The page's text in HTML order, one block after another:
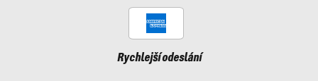
Rychlejší odeslání